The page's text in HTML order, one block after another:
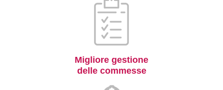
Migliore gestione
delle commesse